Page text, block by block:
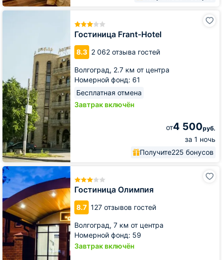
Гостиница Frant-Hotel
8.3 2 062 отзыва гостей
Волгоград, 2.7 км от центра
Номерной фонд: 61
Бесплатная отмена
Завтрак включён
от4 500руб.
за 1 ночь
Получите225 бонусов
Гостиница
Гостиница Олимпия
8.7 127 отзывов гостей
Волгоград, 7 км от центра
Номерной фонд: 59
Завтрак включён
Гостиница
Олимпия